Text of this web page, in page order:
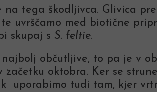
na tega škodljivca. Glivica
uvrščamo med biotične
skupaj s S. feltie.
občutljive, to pa je v
oktobra. Ker se
uporabimo tudi tam, kjer